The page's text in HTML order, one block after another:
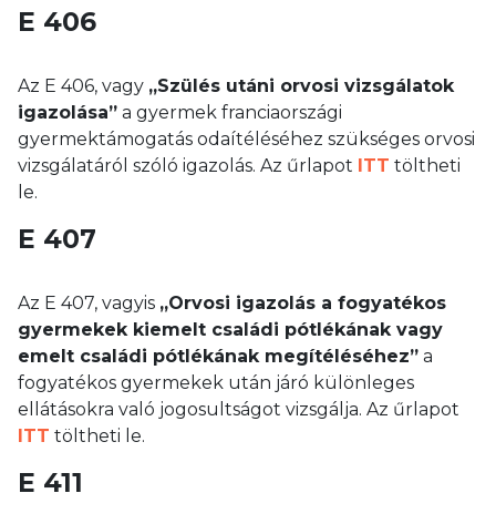
E 406
Az E 406, vagy „Szülés utáni orvosi vizsgálatok
igazolása” a gyermek franciaországi
gyermektámogatás odaítéléséhez szükséges orvosi
vizsgálatáról szóló igazolás. Az űrlapot ITT töltheti
le.
E 407
Az E 407, vagyis „Orvosi igazolás a fogyatékos
gyermekek kiemelt családi pótlékának vagy
emelt családi pótlékának megítéléséhez” a
fogyatékos gyermekek után járó különleges
ellátásokra való jogosultságot vizsgálja. Az űrlapot
ITT töltheti le.
E 411